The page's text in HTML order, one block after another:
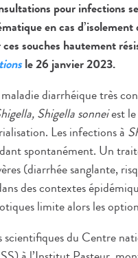
pour infections
en cas
souches hautement
le 26 janvier 2023.
diarrhéique très
Shigella sonneiest le
Les infections à
spontanément. Un
(diarrhée sanglante,
des contextes
limite alors les
scientifiques du Centre